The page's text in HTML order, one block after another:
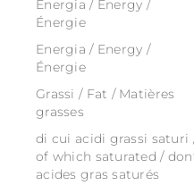
Energia / Energy /
Énergie
Energia / Energy /
Énergie
Grassi / Fat / Matières
grasses
di cui acidi grassi saturi
of which saturated /
acides gras saturés